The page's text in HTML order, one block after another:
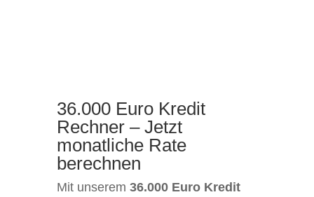
36.000 Euro Kredit
Rechner – Jetzt
monatliche Rate
berechnen
Mit unserem 36.000 Euro Kredit